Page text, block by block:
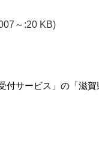
～:20 KB)
付サービス」の「滋